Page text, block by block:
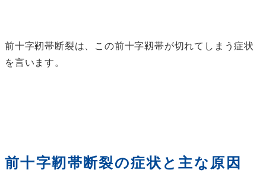
前十字靭帯断裂は、この前十字靱帯が切れてしまう症状
を言います。
前十字靭帯断裂の症状と主な原因